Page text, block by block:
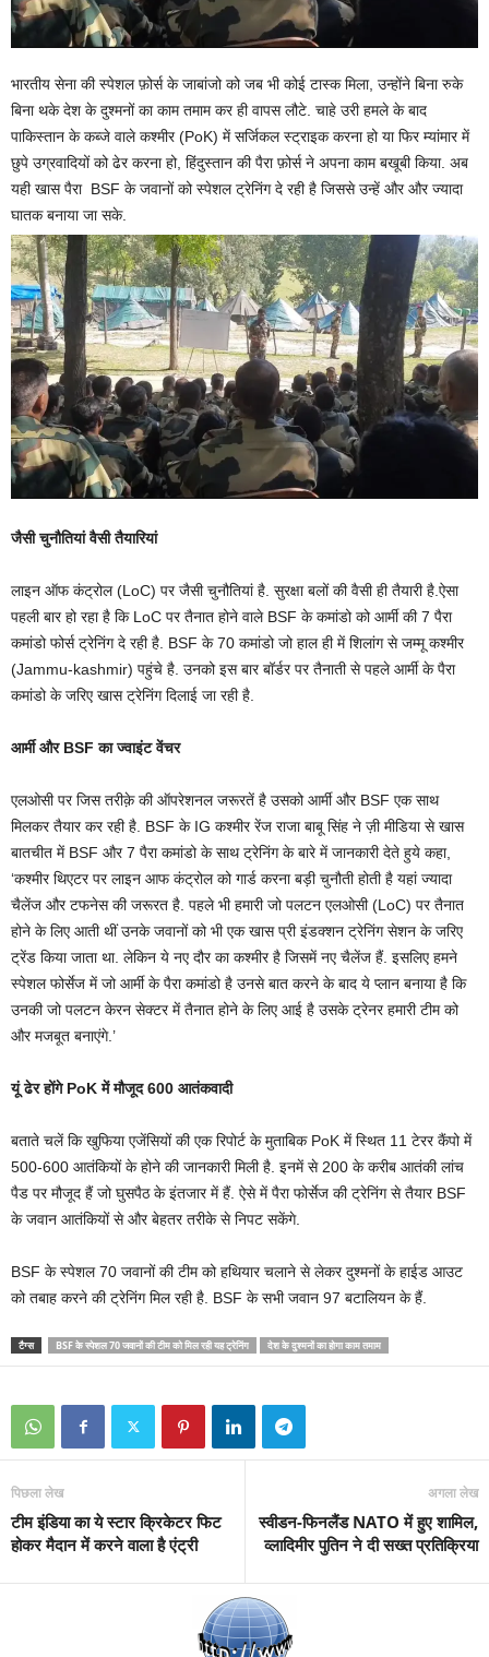
भारतीय सेना की स्पेशल फ़ोर्स के जाबांजो को जब भी कोई टास्क मिला, उन्होंने बिना रुके
बिना थके देश के दुश्मनों का काम तमाम कर ही वापस लौटे. चाहे उरी हमले के बाद
पाकिस्तान के कब्जे वाले कश्मीर (PoK) में सर्जिकल स्ट्राइक करना हो या फिर म्यांमार में
छुपे उग्रवादियों को ढेर करना हो, हिंदुस्तान की पैरा फ़ोर्स ने अपना काम बखूबी किया. अब
यही खास पैरा BSF के जवानों को स्पेशल ट्रेनिंग दे रही है जिससे उन्हें और और ज्यादा
घातक बनाया जा सके.
जैसी चुनौतियां वैसी तैयारियां
लाइन ऑफ कंट्रोल (LoC) पर जैसी चुनौतियां है. सुरक्षा बलों की वैसी ही तैयारी है.ऐसा
पहली बार हो रहा है कि LoC पर तैनात होने वाले BSF के कमांडो को आर्मी की 7 पैरा
कमांडो फोर्स ट्रेनिंग दे रही है. BSF के 70 कमांडो जो हाल ही में शिलांग से जम्मू कश्मीर
(Jammu-kashmir) पहुंचे है. उनको इस बार बॉर्डर पर तैनाती से पहले आर्मी के पैरा
कमांडो के जरिए खास ट्रेनिंग दिलाई जा रही है.
आर्मी और BSF का ज्वाइंट वेंचर
एलओसी पर जिस तरीक़े की ऑपरेशनल जरूरतें है उसको आर्मी और BSF एक साथ
मिलकर तैयार कर रही है. BSF के IG कश्मीर रेंज राजा बाबू सिंह ने ज़ी मीडिया से खास
बातचीत में BSF और 7 पैरा कमांडो के साथ ट्रेनिंग के बारे में जानकारी देते हुये कहा,
‘कश्मीर थिएटर पर लाइन आफ कंट्रोल को गार्ड करना बड़ी चुनौती होती है यहां ज्यादा
चैलेंज और टफनेस की जरूरत है. पहले भी हमारी जो पलटन एलओसी (LoC) पर तैनात
होने के लिए आती थीं उनके जवानों को भी एक खास प्री इंडक्शन ट्रेनिंग सेशन के जरिए
ट्रेंड किया जाता था. लेकिन ये नए दौर का कश्मीर है जिसमें नए चैलेंज हैं. इसलिए हमने
स्पेशल फोर्सेज में जो आर्मी के पैरा कमांडो है उनसे बात करने के बाद ये प्लान बनाया है कि
उनकी जो पलटन केरन सेक्टर में तैनात होने के लिए आई है उसके ट्रेनर हमारी टीम को
और मजबूत बनाएंगे.’
यूं ढेर होंगे PoK में मौजूद 600 आतंकवादी
बताते चलें कि खुफिया एजेंसियों की एक रिपोर्ट के मुताबिक PoK में स्थित 11 टेरर कैंपो में
500-600 आतंकियों के होने की जानकारी मिली है. इनमें से 200 के करीब आतंकी लांच
पैड पर मौजूद हैं जो घुसपैठ के इंतजार में हैं. ऐसे में पैरा फोर्सेज की ट्रेनिंग से तैयार BSF
के जवान आतंकियों से और बेहतर तरीके से निपट सकेंगे.
BSF के स्पेशल 70 जवानों की टीम को हथियार चलाने से लेकर दुश्मनों के हाईड आउट
को तबाह करने की ट्रेनिंग मिल रही है. BSF के सभी जवान 97 बटालियन के हैं.
टैग्स BSF के स्पेशल 70 जवानों की टीम को मिल रही यह ट्रेनिंग देश के दुश्मनों का होगा काम तमाम
पिछला लेख
टीम इंडिया का ये स्टार क्रिकेटर फिट
होकर मैदान में करने वाला है एंट्री
अगला लेख
स्वीडन-फिनलैंड NATO में हुए शामिल,
व्लादिमीर पुतिन ने दी सख्त प्रतिक्रिया